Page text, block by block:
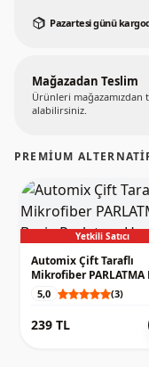
Pazartesi günü
Mağazadan Teslim
Ürünleri mağazamızdan
alabilirsiniz.
PREMIUM
Yetkili Satıcı
Automix Çift Taraflı
Mikrofiber PARLATMA
5,0 (3)
239 TL